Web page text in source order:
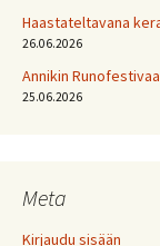
Haastateltavana
26.06.2026
Annikin
25.06.2026
Meta
Kirjaudu sisään